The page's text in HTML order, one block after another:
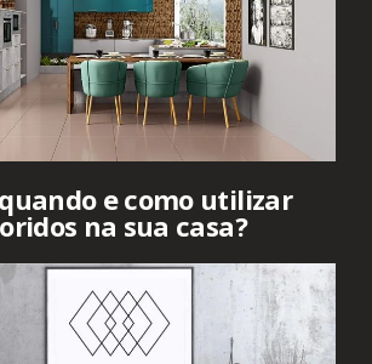
e como utilizar
na sua casa?